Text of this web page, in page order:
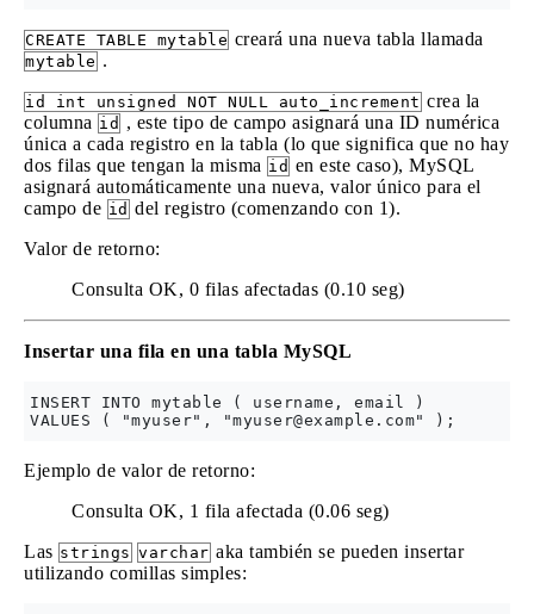
CREATE TABLE mytable creará una nueva tabla llamada
mytable .
id int unsigned NOT NULL auto_increment crea la
columna id , este tipo de campo asignará una ID numérica
única a cada registro en la tabla (lo que significa que no hay
dos filas que tengan la misma id en este caso), MySQL
asignará automáticamente una nueva, valor único para el
campo de id del registro (comenzando con 1).
Valor de retorno:
Consulta OK, 0 filas afectadas (0.10 seg)
Insertar una fila en una tabla MySQL
INSERT INTO mytable ( username, email )
VALUES ( "myuser", "myuser@example.com
Ejemplo de valor de retorno:
Consulta OK, 1 fila afectada (0.06 seg)
Las strings varchar aka también se pueden insertar
utilizando comillas simples: